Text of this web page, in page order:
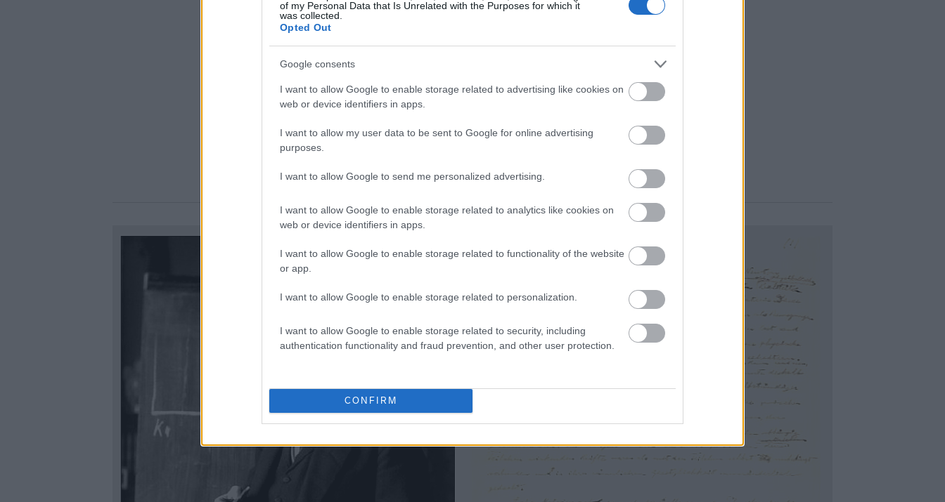
of my Personal Data that Is Unrelated with the Purposes for which it
was collected.
Opted Out
Google consents
I want to allow Google to enable storage related to advertising like cookies on
web or device identifiers in apps.
I want to allow my user data to be sent to Google for online advertising
purposes.
I want to allow Google to send me personalized advertising.
I want to allow Google to enable storage related to analytics like cookies on
web or device identifiers in apps.
I want to allow Google to enable storage related to functionality of the website
or app.
I want to allow Google to enable storage related to personalization.
I want to allow Google to enable storage related to security, including
authentication functionality and fraud prevention, and other user protection.
CONFIRM